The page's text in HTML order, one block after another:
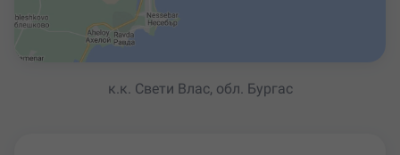
к.к. Свети Влас, обл. Бургас